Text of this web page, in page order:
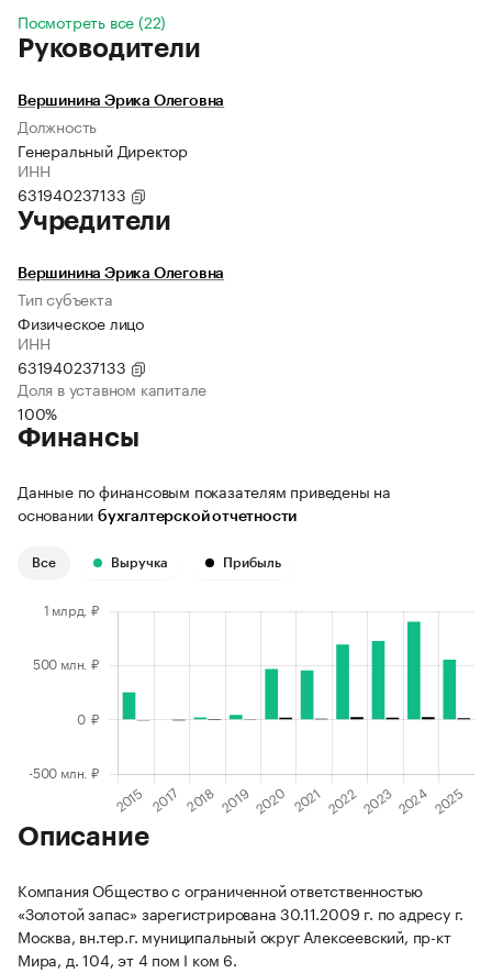
Посмотреть все (22)
Руководители
Вершинина Эрика Олеговна
Должность
Генеральный Директор
ИНН
631940237133
Учредители
Вершинина Эрика Олеговна
Тип субъекта
Физическое лицо
ИНН
631940237133
Доля в уставном капитале
100%
Финансы
Данные по финансовым показателям приведены на
основании бухгалтерской отчетности
Все Выручка Прибыль
Описание
Компания Общество с ограниченной ответственностью
«Золотой запас» зарегистрирована 30.11.2009 г. по адресу г.
Москва, вн.тер.г. муниципальный округ Алексеевский, пр-кт
Мира, д. 104, эт 4 пом I ком 6.